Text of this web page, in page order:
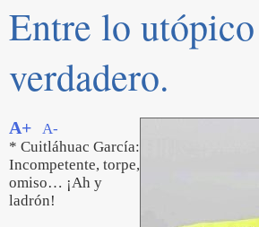
Entre lo
verdadero.
A+
A-
* Cuitláhuac García:
Incompetente, torpe,
omiso… ¡Ah y
ladrón!